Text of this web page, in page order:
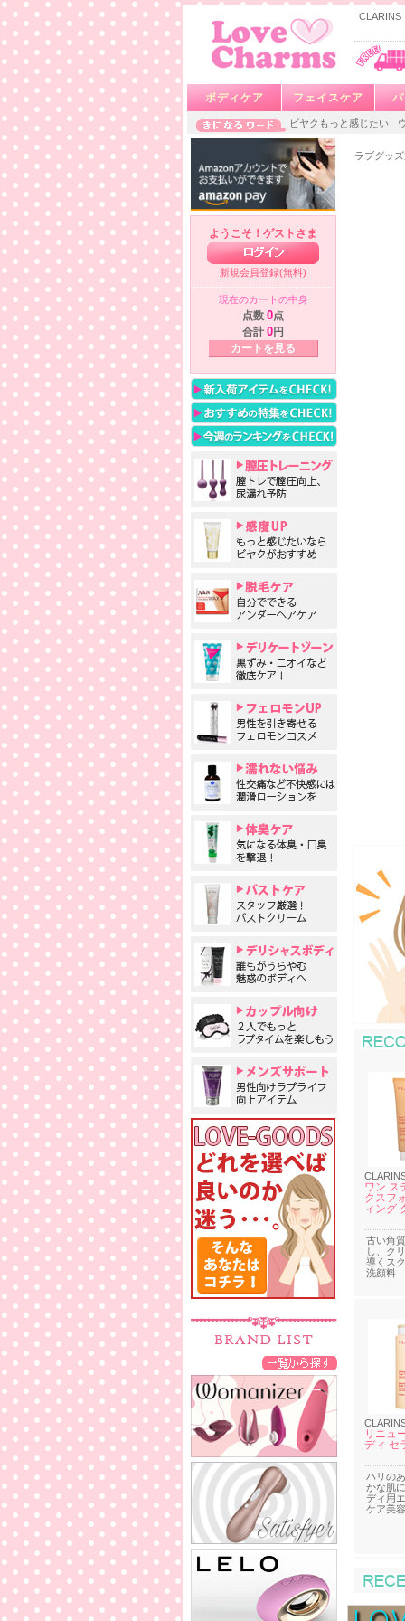
CLARINS
ボディケア フェイスケア
ビヤクもっと感じたい
ようこそ！ゲストさま
新規会員登録(無料)
現在のカートの中身
点数 0点
合計 0円
カートを見る
ラブグッ
ワン ス
クスフ
ィング
古い角
し、ク
導くス
洗顔料
リニュ
ディ セ
ハリの
かな肌
ディ用
ケア美